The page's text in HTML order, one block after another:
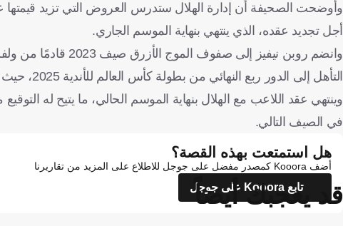
أجل تجديد عقده، الذي ينتهي بنهاية الموسم الجاري.
وانضم روبن نيفيز
التأهل إلى الدور ربع النهائي من بطولة كأس العالم للأندية 2025، حيث كان أحد أبرز نجوم البطولة.
وينتهي عقد اللاعب مع الهلال بنهاية الموسم الحالي، ما يتيح له
في الصيف التالي.
هل استمتعت بهذه القصة؟
أضف Kooora كمصدر مفضل على جوجل للاطلاع على المزيد من تقاريرنا
تابع Kooora على جوجل
قد يعجبك أيضاً